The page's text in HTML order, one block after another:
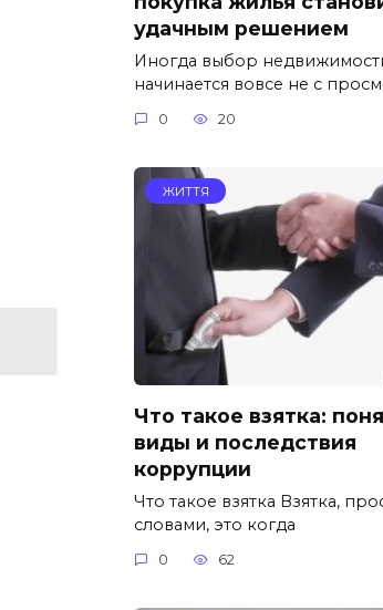
удачным решением
Иногда выбор
начинается вовсе не с
0 20
ЖИТТЯ
Что такое взятка:
виды и последствия
коррупции
Что такое взятка Взятка,
словами, это когда
0 62